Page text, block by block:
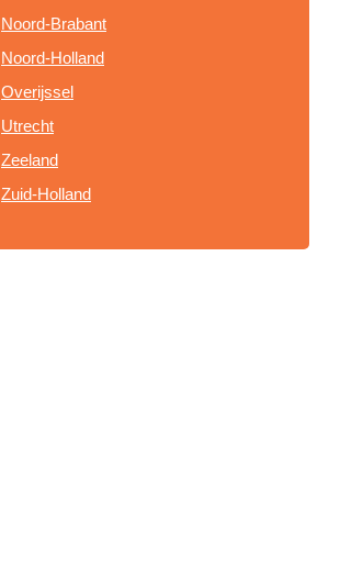
Noord-Brabant
Noord-Holland
Overijssel
Utrecht
Zeeland
Zuid-Holland